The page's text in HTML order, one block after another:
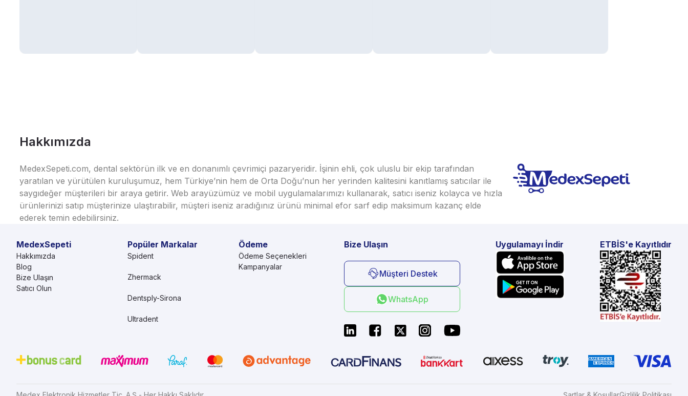
Hakkımızda
MedexSepeti.com, dental sektörün ilk ve en donanımlı çevrimiçi pazaryeridir. İşinin ehli, çok uluslu bir ekip tarafından
yaratılan ve yürütülen kuruluşumuz, hem Türkiye’nin hem de Orta Doğu’nun her yerinden kalitesini kanıtlamış satıcılar ile
saygıdeğer müşterileri bir araya getirir. Web arayüzümüz ve mobil uygulamalarımızı kullanarak, satıcı iseniz kolayca ve hızla
ürünlerinizi satıp müşterinize ulaştırabilir, müşteri iseniz aradığınız ürünü minimal efor sarf edip maksimum kazanç elde
ederek temin edebilirsiniz.
MedexSepeti
Hakkımızda
Blog
Bize Ulaşın
Satıcı Olun
Ödeme
Ödeme Seçenekleri
Kampanyalar
Popüler Markalar
Spident
Zhermack
Dentsply-Sirona
Ultradent
Bize Ulaşın
Müşteri Destek
WhatsApp
Uygulamayı İndir ETBİS'e Kayıtlıdır